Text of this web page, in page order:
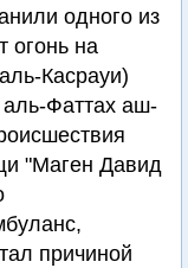
одного из
огонь на
Касрауи)
Фаттах аш-
"Маген Давид
причиной